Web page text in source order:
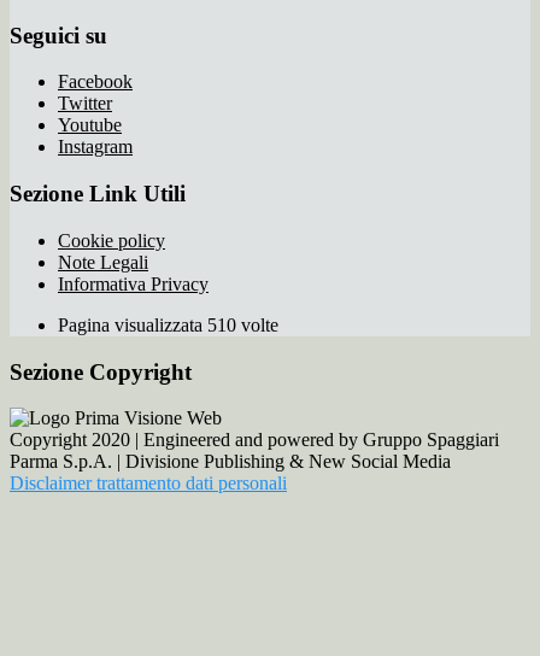
Seguici su
Facebook
Twitter
Youtube
Instagram
Sezione Link Utili
Cookie policy
Note Legali
Informativa Privacy
Pagina visualizzata 510 volte
Sezione Copyright
Copyright 2020 | Engineered and powered by Gruppo Spaggiari
Parma S.p.A. | Divisione Publishing & New Social Media
Disclaimer trattamento dati personali